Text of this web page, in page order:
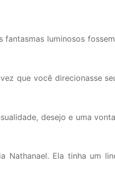
luminosos
que você direcionasse
desejo e uma
Nathanael. Ela tinha um